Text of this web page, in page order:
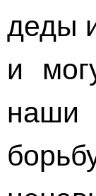
деды
и
наши